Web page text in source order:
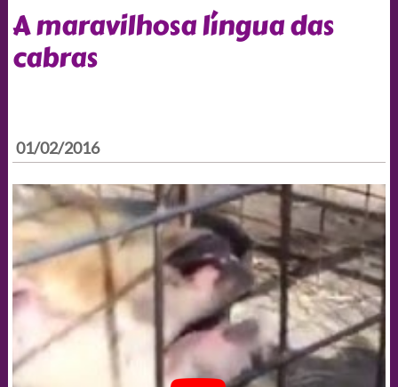
A maravilhosa língua das
cabras
01/02/2016